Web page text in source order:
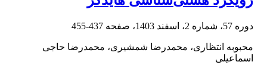
دوره 57، شماره 2، اسفند 1403، صفحه 437-455
محبوبه انتظاری، محمدرضا شمشیری، محمدرضا حاجی
اسماعیلی